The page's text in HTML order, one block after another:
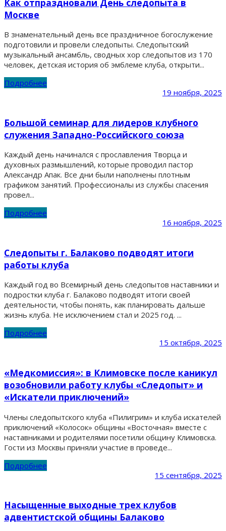
Москве
В знаменательный день все праздничное богослужение
подготовили и провели следопыты. Следопытский
музыкальный ансамбль, сводных хор следопытов из 170
человек, детская история об эмблеме клуба, открыти...
Подробнее
19 ноября, 2025
Большой семинар для лидеров клубного
служения Западно-Российского союза
Каждый день начинался с прославления Творца и
духовных размышлений, которые проводил пастор
Александр Апак. Все дни были наполнены плотным
графиком занятий. Профессионалы из службы спасения
провел...
Подробнее
16 ноября, 2025
Следопыты г. Балаково подводят итоги
работы клуба
Каждый год во Всемирный день следопытов наставники и
подростки клуба г. Балаково подводят итоги своей
деятельности, чтобы понять, как планировать дальше
жизнь клуба. Не исключением стал и 2025 год. ...
Подробнее
15 октября, 2025
«Медкомиссия»: в Климовске после каникул
возобновили работу клубы «Следопыт» и
«Искатели приключений»
Члены следопытского клуба «Пилигрим» и клуба искателей
приключений «Колосок» общины «Восточная» вместе с
наставниками и родителями посетили общину Климовска.
Гости из Москвы приняли участие в проведе...
Подробнее
15 сентября, 2025
Насыщенные выходные трех клубов
адвентистской общины Балаково